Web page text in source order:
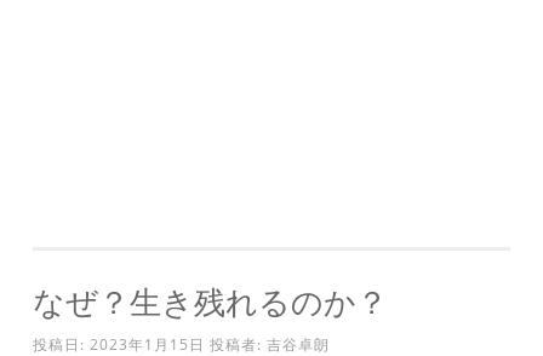
なぜ？生き残れるのか？
投稿日: 2023年1月15日 投稿者: 吉谷卓朗